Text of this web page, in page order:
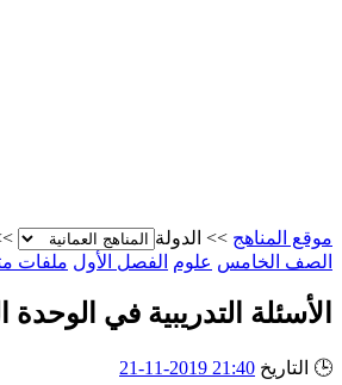
موقع المناهج >> الدولة
الصف الخامس علوم الفصل الأول ملفات
الأسئلة التدريبية في
🕒 التاريخ 21:40 2019-11-21